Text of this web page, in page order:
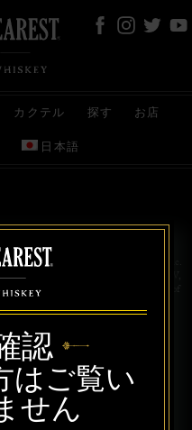
カクテル 探す お店
日本語
と条件
プライバシー
owned by Uncle Nearest, Inc.
THE WORLD NEVER KNEW,
HONORABLY are trademarks of
認
はご覧い
せん